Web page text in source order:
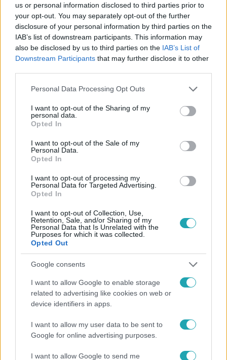
us or personal information disclosed to third parties prior to
your opt-out. You may separately opt-out of the further
disclosure of your personal information by third parties on the
IAB’s list of downstream participants. This information may
also be disclosed by us to third parties on the IAB’s List of
Downstream Participants that may further disclose it to other
Please note that this website/app uses one or more Google
not limited to your visit or usage behaviour. You may click to
grant or deny consent to Google and its third-party tags to
use your data for below specified purposes in below Google
consent section.
Personal Data Processing Opt Outs
I want to opt-out of the Sharing of my
personal data.
Opted In
I want to opt-out of the Sale of my
Personal Data.
Opted In
I want to opt-out of processing my
Personal Data for Targeted Advertising.
Opted In
I want to opt-out of Collection, Use,
Retention, Sale, and/or Sharing of my
Personal Data that Is Unrelated with the
Purposes for which it was collected.
Opted Out
Google consents
I want to allow Google to enable storage
related to advertising like cookies on web or
device identifiers in apps.
I want to allow my user data to be sent to
Google for online advertising purposes.
I want to allow Google to send me
Kövess minket, és értesülj a friss hírekről a
ADÁSRÉSZLETEK #GLAMOUR GÁLA
GLAMOUR WOMEN OF THE YEAR
#SZÓLÁSSZABADSÁG
Népszerű